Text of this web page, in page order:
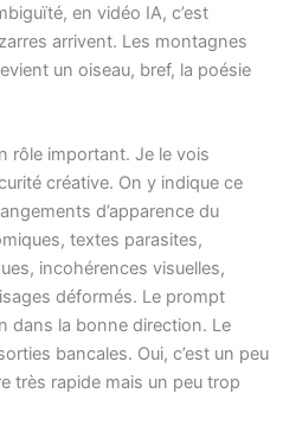
en vidéo IA, c’est
arrivent. Les montagnes
un oiseau, bref, la poésie
rôle important. Je le vois
créative. On y indique ce
d’apparence du
textes parasites,
incohérences visuelles,
déformés. Le prompt
dans la bonne direction. Le
bancales. Oui, c’est un peu
très rapide mais un peu trop